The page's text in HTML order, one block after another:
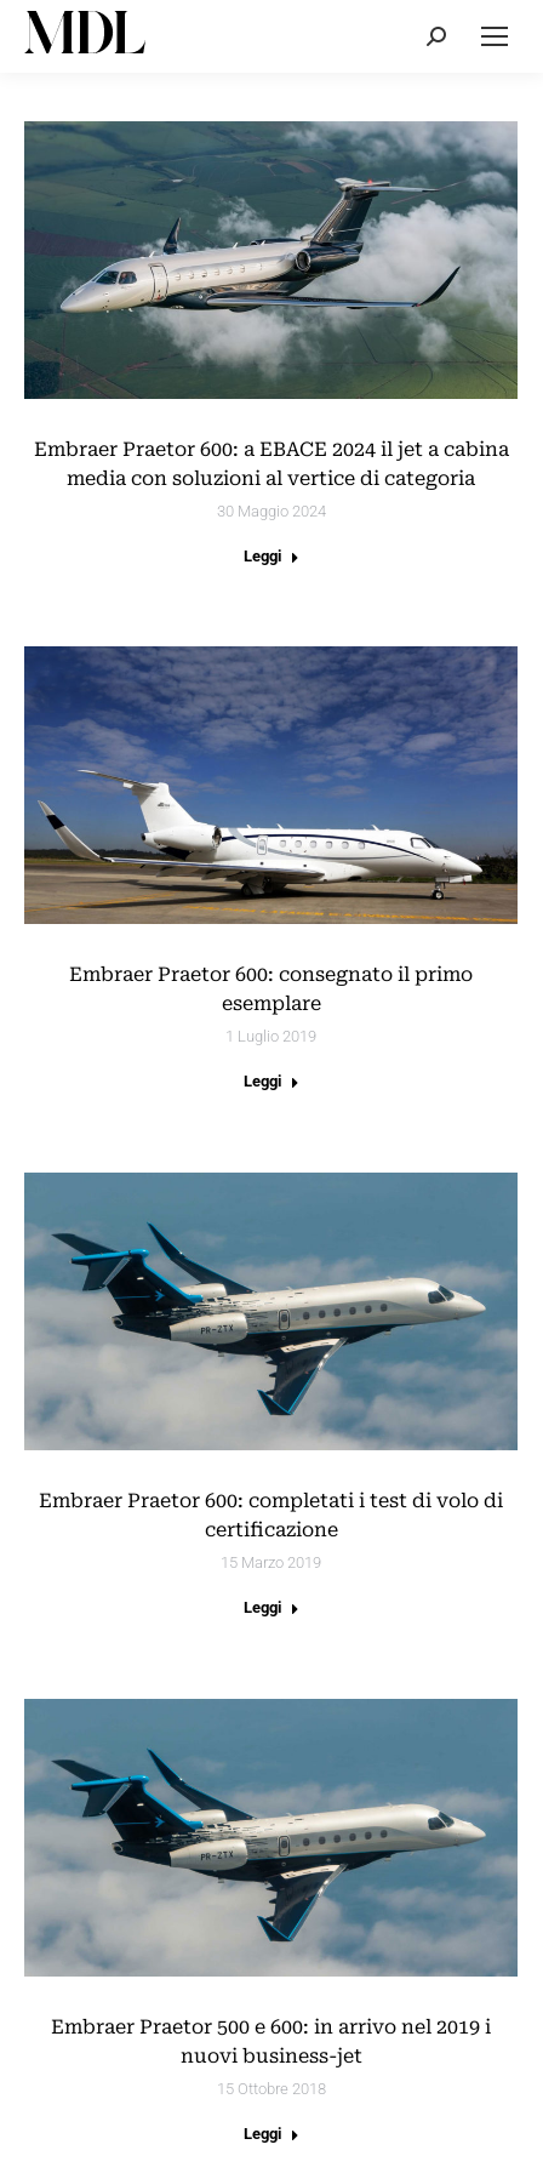
Cerca:
Embraer Praetor 600: a EBACE 2024 il jet a cabina
media con soluzioni al vertice di categoria
30 Maggio 2024
Leggi
Embraer Praetor 600: consegnato il primo
esemplare
1 Luglio 2019
Leggi
Embraer Praetor 600: completati i test di volo di
certificazione
15 Marzo 2019
Leggi
Embraer Praetor 500 e 600: in arrivo nel 2019 i
nuovi business-jet
15 Ottobre 2018
Leggi